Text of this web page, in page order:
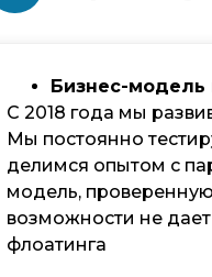
Бизнес-
С 2018 года мы
Мы постоянно
делимся опытом с
модель,
возможности не
флоатинга